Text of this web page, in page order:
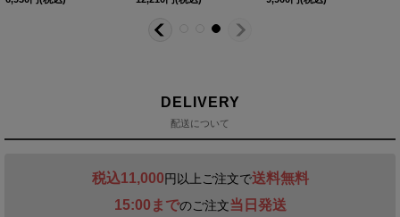
DELIVERY
配送について
税込11,000円以上ご注文で送料無料
15:00までのご注文当日発送